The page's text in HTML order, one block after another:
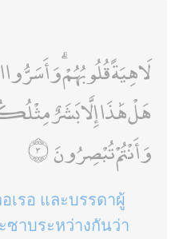
لَاهِيَةً قُلُوبُهُمْ
هَلْ هَٰذَا إِلَّا بَشَرٌ
وَأَنْتُمْ تُبْصِرُونَ
เรอ และบรรดาผู้
ซาบระหว่างกันว่า